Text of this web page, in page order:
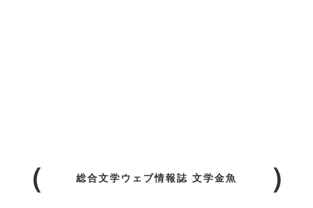
総合文学ウェブ情報誌 文学金魚